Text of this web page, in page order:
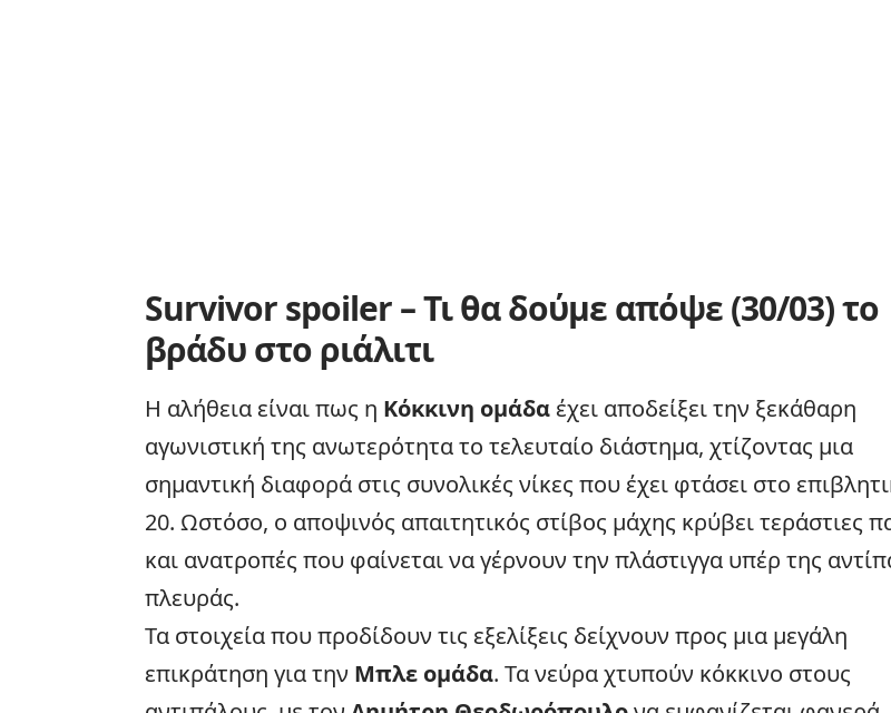
Survivor spoiler – Τι θα δούμε απόψε (30/03) το
βράδυ στο ριάλιτι
Η αλήθεια είναι πως η Κόκκινη ομάδα έχει αποδείξει την ξεκάθαρη
αγωνιστική της ανωτερότητα το τελευταίο διάστημα, χτίζοντας μια
σημαντική διαφορά στις συνολικές νίκες που έχει φτάσει στο
20. Ωστόσο, ο αποψινός απαιτητικός στίβος μάχης κρύβει τεράστιες
και ανατροπές που φαίνεται να γέρνουν την πλάστιγγα υπέρ της
πλευράς.
Τα στοιχεία που προδίδουν τις εξελίξεις δείχνουν προς μια μεγάλη
επικράτηση για την Μπλε ομάδα. Τα νεύρα χτυπούν κόκκινο στους